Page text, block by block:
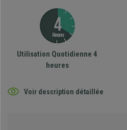
Utilisation Quotidienne 4
heures
Voir description détaillée